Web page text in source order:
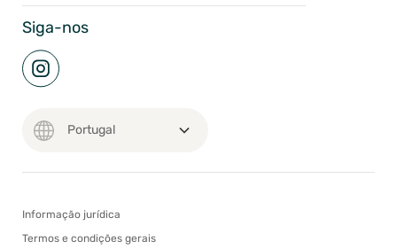
Siga-nos
Informação jurídica
Termos e condições gerais